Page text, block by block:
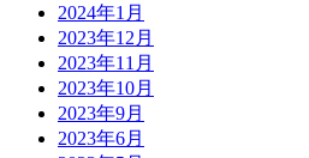
2024年1月
2023年12月
2023年11月
2023年10月
2023年9月
2023年6月